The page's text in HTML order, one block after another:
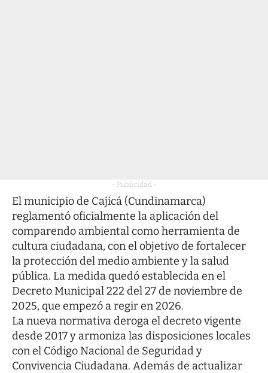
- Publicidad -
El municipio de Cajicá (Cundinamarca)
reglamentó oficialmente la aplicación del
comparendo ambiental como herramienta de
cultura ciudadana, con el objetivo de fortalecer
la protección del medio ambiente y la salud
pública. La medida quedó establecida en el
Decreto Municipal 222 del 27 de noviembre de
2025, que empezó a regir en 2026.
La nueva normativa deroga el decreto vigente
desde 2017 y armoniza las disposiciones locales
con el Código Nacional de Seguridad y
Convivencia Ciudadana. Además de actualizar